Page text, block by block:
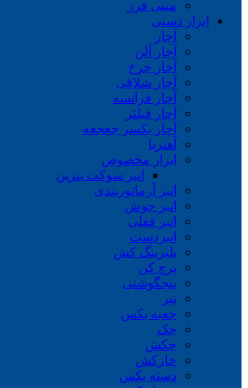
مینی فرز
ابزار دستی
آچار
آچار آلن
آچار چرخ
آچار شلاقی
آچار فرانسه
آچار فیلتر
آچار یکسر جغجغه
آهنربا
ابزار مخصوص
انبر سوکت بنزین
انبر آرماتوربندی
انبر جوش
انبر قفلی
انبردست
بلبرینگ کش
پرچ کن
پیچگوشتی
تبر
جعبه بکس
جک
چکش
خارکش
دسته بکس